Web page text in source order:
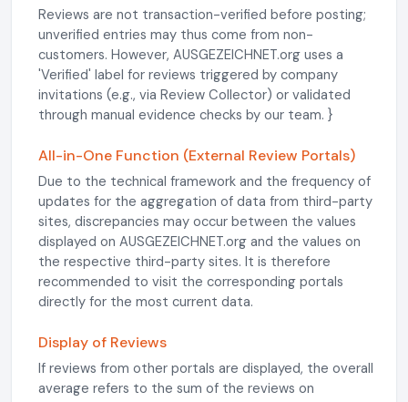
Reviews are not transaction-verified before posting;
unverified entries may thus come from non-
customers. However, AUSGEZEICHNET.org uses a
'Verified' label for reviews triggered by company
invitations (e.g., via Review Collector) or validated
through manual evidence checks by our team. }
All-in-One Function (External Review Portals)
Due to the technical framework and the frequency of
updates for the aggregation of data from third-party
sites, discrepancies may occur between the values
displayed on AUSGEZEICHNET.org and the values on
the respective third-party sites. It is therefore
recommended to visit the corresponding portals
directly for the most current data.
Display of Reviews
If reviews from other portals are displayed, the overall
average refers to the sum of the reviews on